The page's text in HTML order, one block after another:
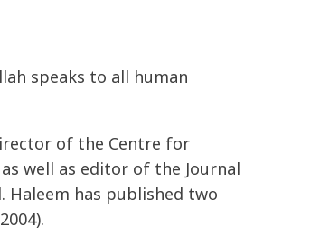
speaks to all human
of the Centre for
well as editor of the Journal
Haleem has published two